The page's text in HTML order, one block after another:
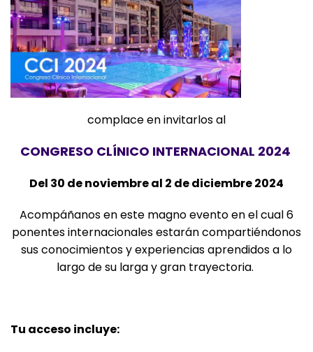
complace en invitarlos al
CONGRESO CLÍNICO INTERNACIONAL 2024
Del 30 de noviembre al 2 de diciembre 2024
Acompáñanos en este magno evento en el cual 6
ponentes internacionales estarán compartiéndonos
sus conocimientos y experiencias aprendidos a lo
largo de su larga y gran trayectoria.
Tu acceso incluye: